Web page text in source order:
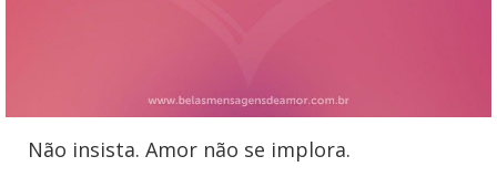
Não insista. Amor não se implora.